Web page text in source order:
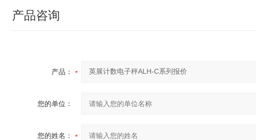
产品咨询
产品：
您的单位：
您的姓名：